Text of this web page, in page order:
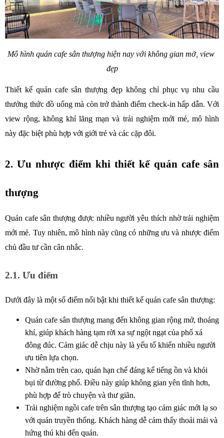
Mô hình quán cafe sân thượng hiện nay với không gian mở, view
đẹp
Thiết kế quán cafe sân thượng đẹp không chỉ phục vụ nhu cầu
thưởng thức đồ uống mà còn trở thành điểm check-in hấp dẫn. Với
view rộng, không khí lãng mạn và trải nghiệm mới mẻ, mô hình
này đặc biệt phù hợp với giới trẻ và các cặp đôi.
2. Ưu nhược điểm khi thiết kế quán cafe sân
thượng
Quán cafe sân thượng được nhiều người yêu thích nhờ trải nghiệm
mới mẻ. Tuy nhiên, mô hình này cũng có những ưu và nhược điểm
chủ đầu tư cần cân nhắc.
2.1. Ưu điểm
Dưới đây là một số điểm nổi bật khi thiết kế quán cafe sân thượng:
Quán cafe sân thượng mang đến không gian rộng mở, thoáng
khí, giúp khách hàng tạm rời xa sự ngột ngạt của phố xá
đông đúc. Cảm giác dễ chịu này là yếu tố khiến nhiều người
ưu tiên lựa chọn.
Nhờ nằm trên cao, quán hạn chế đáng kể tiếng ồn và khói
bụi từ đường phố. Điều này giúp không gian yên tĩnh hơn,
phù hợp để trò chuyện và thư giãn.
Trải nghiệm ngồi cafe trên sân thượng tạo cảm giác mới lạ so
với quán truyền thống. Khách hàng dễ cảm thấy thoải mái và
hứng thú khi đến quán.